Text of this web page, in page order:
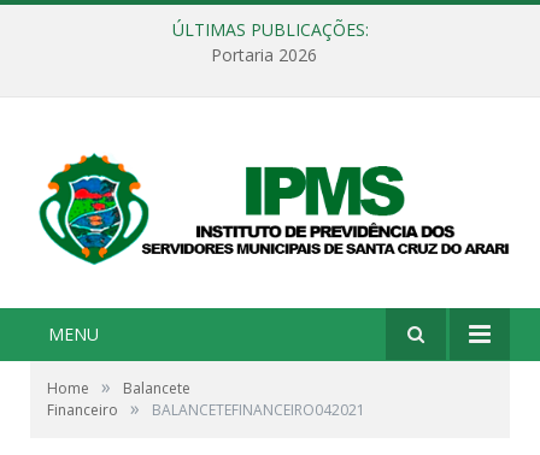
ÚLTIMAS PUBLICAÇÕES:
Portaria 2026
MENU
Home »
Balancete
Financeiro
» BALANCETEFINANCEIRO042021